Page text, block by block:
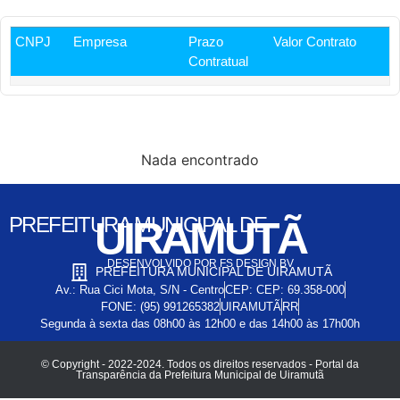
CNPJ Empresa
Prazo
Contratual
Valor Contrato
Nada encontrado
PREFEITURA MUNICIPAL DE
UIRAMUTÃ
DESENVOLVIDO POR FS DESIGN BV
PREFEITURA MUNICIPAL DE UIRAMUTÃ
Av.: Rua Cici Mota, S/N - CentroCEP: CEP: 69.358-000
FONE: (95) 991265382UIRAMUTÃ RR
Segunda à sexta das 08h00 às 12h00 e das 14h00 às 17h00h
© Copyright - 2022-2024. Todos os direitos reservados - Portal da
Transparência da Prefeitura Municipal de Uiramutã